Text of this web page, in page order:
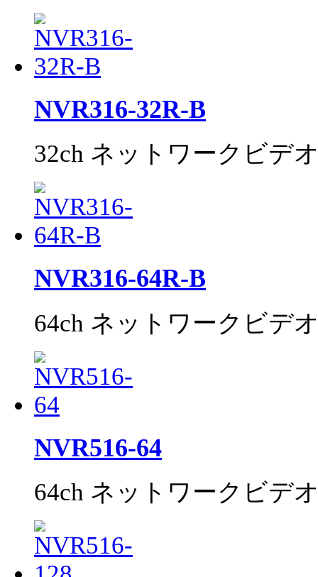
NVR316-32R-B
32ch ネットワークビデ
NVR316-64R-B
64ch ネットワークビデ
NVR516-64
64ch ネットワークビデ